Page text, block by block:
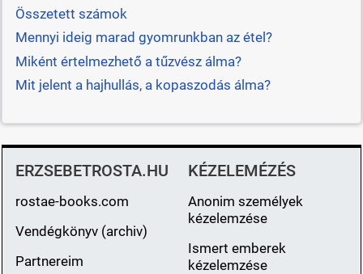
Összetett számok
Mennyi ideig marad gyomrunkban az étel?
Miként értelmezhető a tűzvész álma?
Mit jelent a hajhullás, a kopaszodás álma?
ERZSEBETROSTA.HU
rostae-books.com
Vendégkönyv (archiv)
Partnereim
KÉZELEMÉZÉS
Anonim személyek
kézelemzése
Ismert emberek
kézelemzése